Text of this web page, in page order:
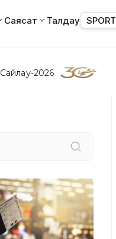
Саясат Талдау SPORT
Сайлау-2026